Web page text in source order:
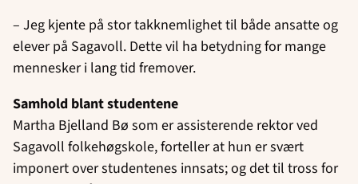
– Jeg kjente på stor takknemlighet til både ansatte og
elever på Sagavoll. Dette vil ha betydning for mange
mennesker i lang tid fremover.
Samhold blant studentene
Martha Bjelland Bø som er assisterende rektor ved
Sagavoll folkehøgskole, forteller at hun er svært
imponert over studentenes innsats; og det til tross for